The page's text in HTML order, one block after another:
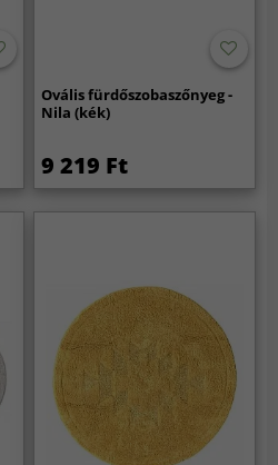
Ovális fürdőszobaszőnyeg -
Nila (kék)
9 219 Ft